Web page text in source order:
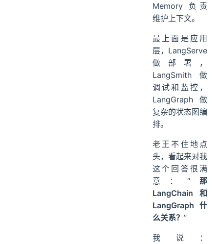
Memory 负责
维护上下文。
最上面是应用
层，LangServe
做部署，
LangSmith 做
调试和监控，
LangGraph 做
复杂的状态图编
排。
老王不住地点
头，看起来对我
这个回答很满
意：“那
LangChain 和
LangGraph 什
么关系？ ”
我说：